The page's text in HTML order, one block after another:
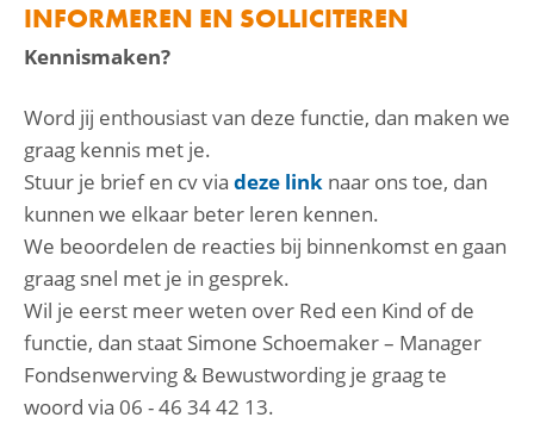
INFORMEREN EN SOLLICITEREN
Kennismaken?
Word jij enthousiast van deze functie, dan maken we
graag kennis met je.
Stuur je brief en cv via deze link naar ons toe, dan
kunnen we elkaar beter leren kennen.
We beoordelen de reacties bij binnenkomst en gaan
graag snel met je in gesprek.
Wil je eerst meer weten over Red een Kind of de
functie, dan staat Simone Schoemaker – Manager
Fondsenwerving & Bewustwording je graag te
woord via 06 - 46 34 42 13.